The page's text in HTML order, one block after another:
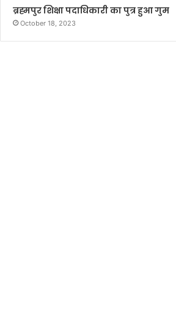
ब्रह्मपुर शिक्षा पदाधिकारी का पुत्र हुआ गुम
October 18, 2023